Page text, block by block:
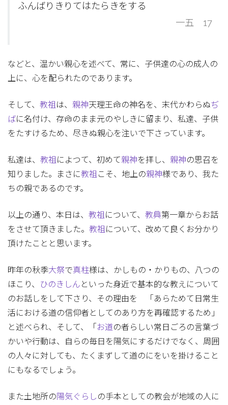
ふんばりきりてはたらきをする
一五 17
などと、温かい親心を述べて、常に、子供達の心の成人の
上に、心を配られたのであります。
そして、 教祖 は、 親神天理王命の神名を、末代かわらぬぢ
ばに名付け、存命のまま元のやしきに留まり、私達、子供
をたすけるため、尽きぬ親心を注いで下さっています。
私達は、 教祖 によつて、初めて親神を拝し、 親神の思召を
知りました。まさに教祖 こそ、地上の親神様であり、我た
ちの親であるのです。
以上の通り、本日は、 教祖 について、 教典第一章からお話
をさせて頂きました。 教祖 について、改めて良くお分かり
頂けたことと思います。
昨年の秋季大祭で真柱様は、かしもの・かりもの、八つの
ほこり、
ひのきしん といった身近で基本的な教えについて
のお話しをして下さり、その理由を 「あらためて日常生
活における道の信仰者としてのあり方を再確認するため」
と述べられ、そして、「 お道の者らしい常日ごろの言葉づ
かいや行動は、自らの毎日を陽気にするだけでなく、周囲
の人々に対しても、たくまずして道のにをいを掛けること
にもなるでしょう。
また土地所の陽気ぐらし の手本としての教会が地域の人に